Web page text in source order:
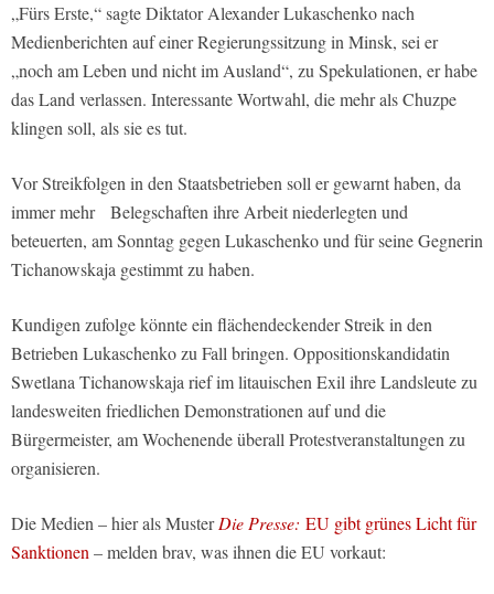
„Fürs Erste,“ sagte Diktator Alexander Lukaschenko nach
Medienberichten auf einer Regierungssitzung in Minsk, sei er
„noch am Leben und nicht im Ausland“, zu Spekulationen, er habe
das Land verlassen. Interessante Wortwahl, die mehr als Chuzpe
klingen soll, als sie es tut.
Vor Streikfolgen in den Staatsbetrieben soll er gewarnt haben, da
immer mehr Belegschaften ihre Arbeit niederlegten und
beteuerten, am Sonntag gegen Lukaschenko und für seine Gegnerin
Tichanowskaja gestimmt zu haben.
Kundigen zufolge könnte ein flächendeckender Streik in den
Betrieben Lukaschenko zu Fall bringen. Oppositionskandidatin
Swetlana Tichanowskaja rief im litauischen Exil ihre Landsleute zu
landesweiten friedlichen Demonstrationen auf und die
Bürgermeister, am Wochenende überall Protestveranstaltungen zu
organisieren.
Die Medien – hier als MusterDie Presse: EU gibt grünes Licht für
Sanktionen– melden brav, was ihnen die EU vorkaut: